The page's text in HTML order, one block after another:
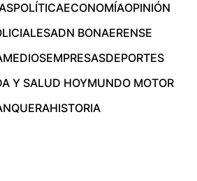
POLÍTICAECONOMÍAOPINIÓN
ADN BONAERENSE
MEDIOSEMPRESASDEPORTES
Y SALUD HOYMUNDO MOTOR
HISTORIA